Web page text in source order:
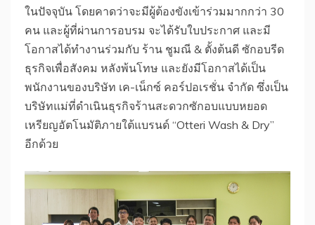
ในปัจจุบัน โดยคาดว่าจะมีผู้ต้องขังเข้าร่วมมากกว่า 30
คน และผู้ที่ผ่านการอบรม จะได้รับใบประกาศ และมี
โอกาสได้ทำงานร่วมกับ ร้าน ชูมณี & ตั้งต้นดี ซักอบรีด
ธุรกิจเพื่อสังคม หลังพ้นโทษ และยังมีโอกาสได้เป็น
พนักงานของบริษัท เค-เน็กซ์ คอร์ปอเรชั่น จำกัด ซึ่งเป็น
บริษัทแม่ที่ดำเนินธุรกิจร้านสะดวกซักอบแบบหยอด
เหรียญอัตโนมัติภายใต้แบรนด์ “Otteri Wash & Dry”
อีกด้วย